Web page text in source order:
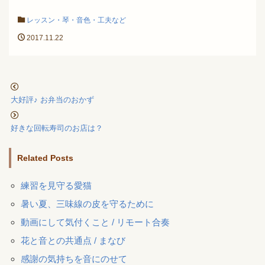
レッスン・琴・音色・工夫など
2017.11.22
大好評♪ お弁当のおかず
好きな回転寿司のお店は？
Related Posts
練習を見守る愛猫
暑い夏、三味線の皮を守るために
動画にして気付くこと / リモート合奏
花と音との共通点 / まなび
感謝の気持ちを音にのせて